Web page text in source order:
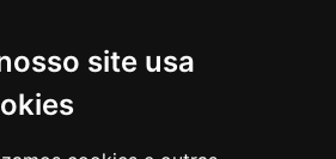
site usa